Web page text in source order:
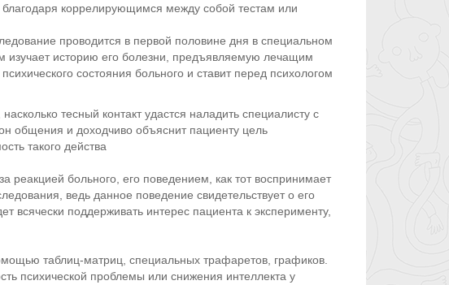
коррелирующимся между собой тестам или
проводится в первой половине дня в специальном
историю его болезни, предъявляемую лечащим
состояния больного и ставит перед психологом
тесный контакт удастся наладить специалисту с
общения и доходчиво объяснит пациенту цель
такого действа
реакцией больного, его поведением, как тот воспринимает
ведь данное поведение свидетельствует о его
всячески поддерживать интерес пациента к эксперименту,
таблиц-матриц, специальных трафаретов, графиков.
психической проблемы или снижения интеллекта у